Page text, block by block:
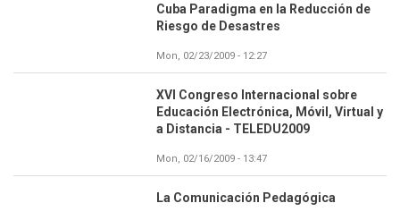
Cuba Paradigma en la Reducción de
Riesgo de Desastres
Mon, 02/23/2009 - 12:27
XVI Congreso Internacional sobre
Educación Electrónica, Móvil, Virtual y
a Distancia - TELEDU2009
Mon, 02/16/2009 - 13:47
La Comunicación Pedagógica